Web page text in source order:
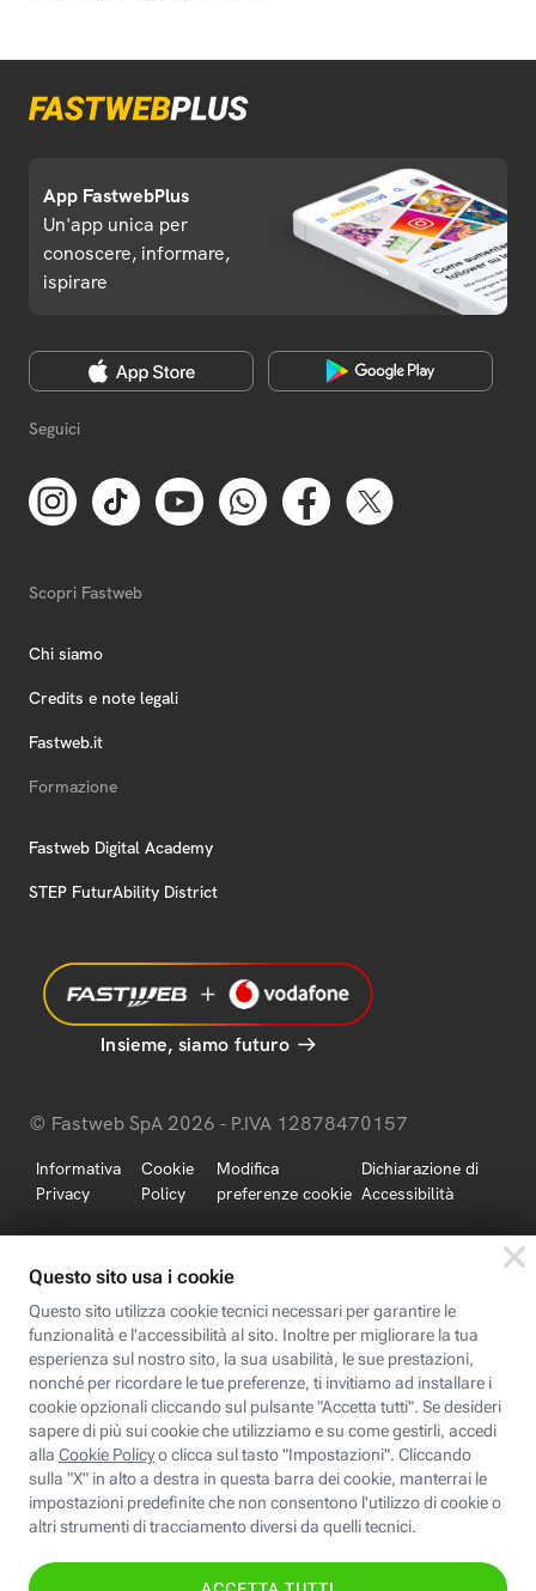
App FastwebPlus
Un'app unica per
conoscere, informare,
ispirare
Seguici
Scopri Fastweb
Chi siamo
Credits e note legali
Fastweb.it
Formazione
Fastweb Digital Academy
STEP FuturAbility District
Insieme, siamo futuro
© Fastweb SpA 2026 - P.IVA 12878470157
Informativa
Privacy
Cookie
Policy
Modifica
preferenze cookie
Dichiarazione di
Accessibilità